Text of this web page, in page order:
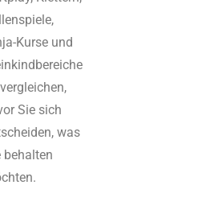
Kurse und
Sie sich
was
behalten